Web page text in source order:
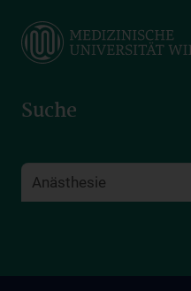
main
Suche